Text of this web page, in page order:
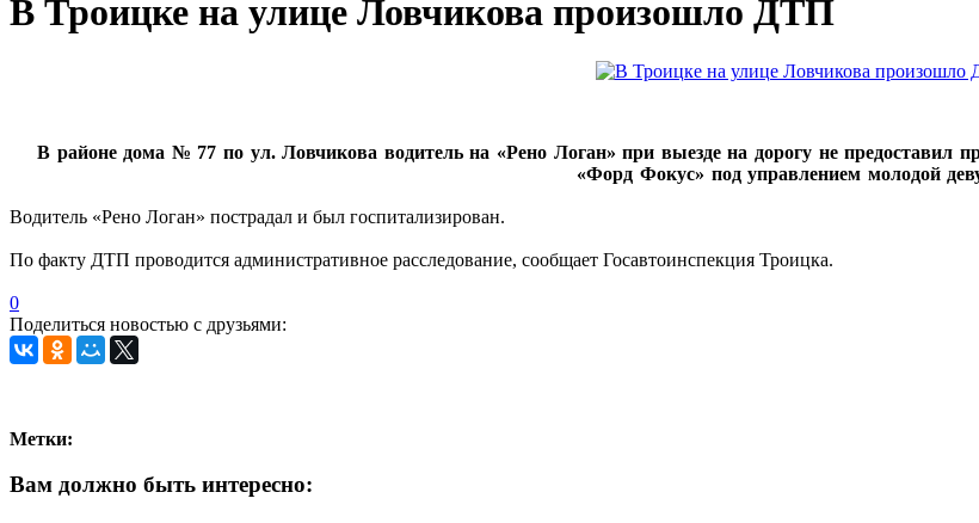
В Троицке на улице Ловчикова произошло ДТП
В районе дома № 77 по ул. Ловчикова водитель на «Рено Логан» при выезде на дорогу не предоставил
«Форд Фокус» под управлением молодой
Водитель «Рено Логан» пострадал и был госпитализирован.
По факту ДТП проводится административное расследование, сообщает Госавтоинспекция Троицка.
0
Поделиться новостью с друзьями:
Метки:
Вам должно быть интересно: